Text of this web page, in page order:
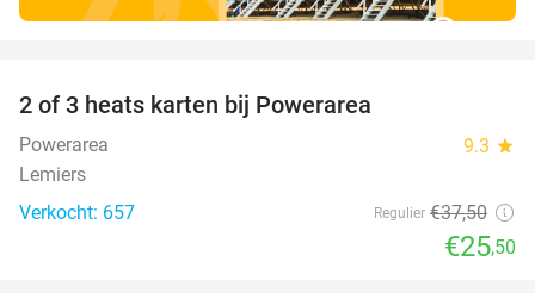
2 of 3 heats karten bij Powerarea
Powerarea 9.3 star
Lemiers
Verkocht: 657
Regulier €37,50
€25,50